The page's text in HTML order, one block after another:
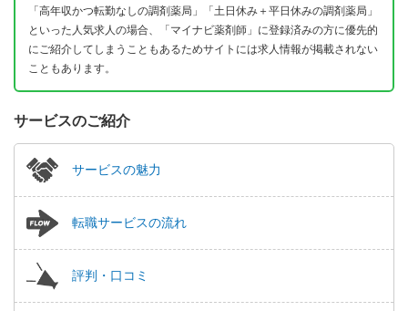
「高年収かつ転勤なしの調剤薬局」「土日休み＋平日休みの調剤薬局」
といった人気求人の場合、「マイナビ薬剤師」に登録済みの方に優先的
にご紹介してしまうこともあるためサイトには求人情報が掲載されない
こともあります。
サービスのご紹介
サービスの魅力
転職サービスの流れ
評判・口コミ